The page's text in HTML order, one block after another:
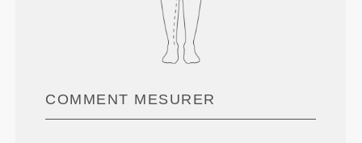
COMMENT MESURER